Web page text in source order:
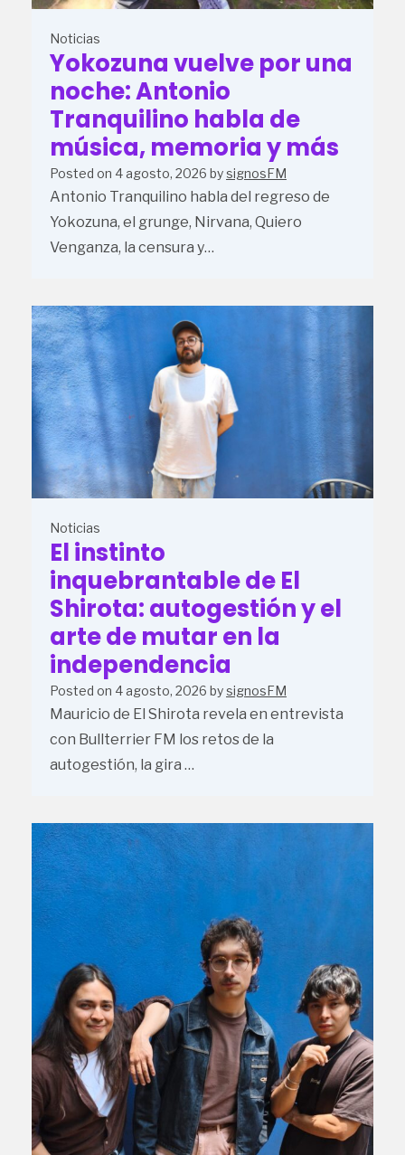
Noticias
Yokozuna vuelve por una
noche: Antonio
Tranquilino habla de
música, memoria y más
Posted on 4 agosto, 2026 bysignosFM
Antonio Tranquilino habla del regreso de
Yokozuna, el grunge, Nirvana, Quiero
Venganza, la censura y…
Noticias
El instinto
inquebrantable de El
Shirota: autogestión y el
arte de mutar en la
independencia
Posted on 4 agosto, 2026 bysignosFM
Mauricio de El Shirota revela en entrevista
con Bullterrier FM los retos de la
autogestión, la gira …